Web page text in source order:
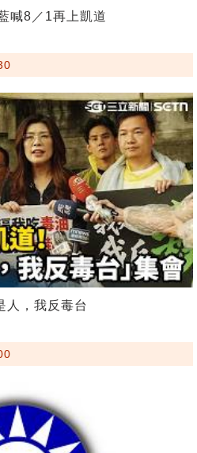
喊8／1再上凱道
人，我反毒台